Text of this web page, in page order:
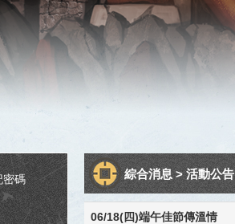
密碼 綜合消息 > 活動公
06/18(四)端午佳節傳溫情